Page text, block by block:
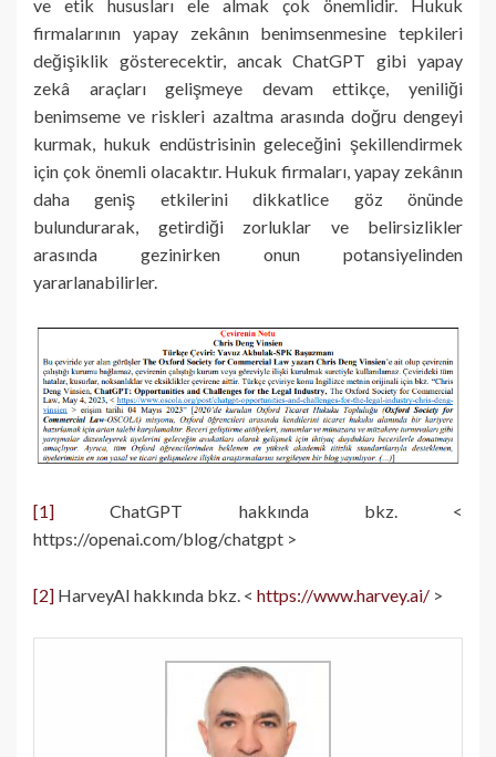
ve etik hususları ele almak çok önemlidir. Hukuk
firmalarının yapay zekânın benimsenmesine tepkileri
değişiklik gösterecektir, ancak ChatGPT gibi yapay
zekâ araçları gelişmeye devam ettikçe, yeniliği
benimseme ve riskleri azaltma arasında doğru dengeyi
kurmak, hukuk endüstrisinin geleceğini şekillendirmek
için çok önemli olacaktır. Hukuk firmaları, yapay zekânın
daha geniş etkilerini dikkatlice göz önünde
bulundurarak, getirdiği zorluklar ve belirsizlikler
arasında gezinirken onun potansiyelinden
yararlanabilirler.
[1] ChatGPT hakkında bkz. <
https://openai.com/blog/chatgpt >
[2] HarveyAI hakkında bkz. < https://www.harvey.ai/ >